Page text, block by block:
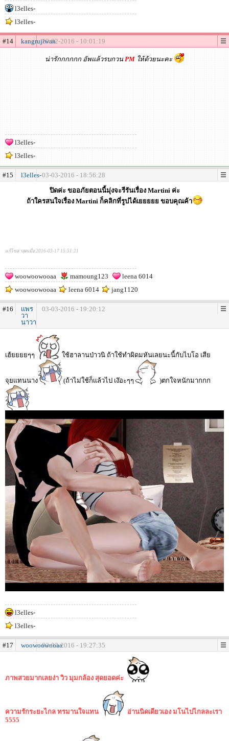
l3elles-
l3elles-
#14 kangrujiwan29-02-2016 - 10:01:19
น่ารักกกกกก อัพแล้วรบกวน PMให้ด้วยนะคะ
l3elles-
l3elles-
#15 l3elles-03-03-2016 - 18:56:28
ปิดค่ะ ขออภัยตอนนี้มุ่งจะรีรันเรื่อง Martini ค่ะ
ถ้าใครสนใจเรื่อง Martini ก็คลิกที่รูปได้เยยยยย ขอบคุณค้า
แก้ไขล่าสุดเมื่อ 2016-03-17 15:51:21
woowoowooaa mamoung123
leena 6014
woowoowooaa
leena 6014 jang1120
#16
เเพร
วา
นาวา
03-03-2016 - 19:20:12
เฮ้ยยยยๆๆ ใช้ฮาลานป่าวนิ ถ้าใช้ทำผิดมหันเลยนะนี้กับไบโอ เสีย
จุยเเทนนาง (ถ้าไม่ใช้ก็เเล้วไป เง๊อะๆๆ )ตกใจหนักมากกก
l3elles-
l3elles-
#17 woowoowooaa03-03-2016 - 19:27:35
ภาพสวยมากเลยง่า วิว มุมกล้อง สุดยอดค่ะ
ความรักระยะไกล ทรมานใจแทน
อ่านนิดเดียวเอง มโนไปไกลละเรา
5555